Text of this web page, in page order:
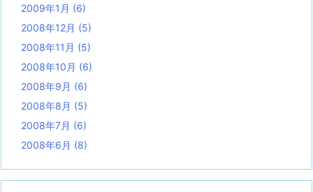
2009年1月 (6)
2008年12月 (5)
2008年11月 (5)
2008年10月 (6)
2008年9月 (6)
2008年8月 (5)
2008年7月 (6)
2008年6月 (8)